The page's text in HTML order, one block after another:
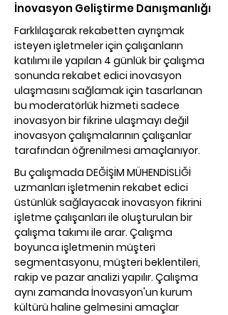
İnovasyon Geliştirme Danışmanlığı
Bu çalışmada DEĞİŞİM MÜHENDİSLİĞİ
uzmanları işletmenin rekabet edici
üstünlük sağlayacak inovasyon fikrini
işletme çalışanları ile oluşturulan bir
çalışma takımı ile arar. Çalışma
boyunca işletmenin müşteri
segmentasyonu, müşteri beklentileri,
rakip ve pazar analizi yapılır. Çalışma
aynı zamanda İnovasyon'un kurum
kültürü haline gelmesini amaçlar
Farklılaşarak rekabetten ayrışmak
isteyen işletmeler için çalışanların
katılımı ile yapılan 4 günlük bir çalışma
sonunda rekabet edici inovasyon
ulaşmasını sağlamak için tasarlanan
bu moderatörlük hizmeti sadece
inovasyon bir fikrine ulaşmayı değil
inovasyon çalışmalarının çalışanlar
tarafından öğrenilmesi amaçlanıyor.